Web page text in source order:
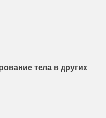
тела в других